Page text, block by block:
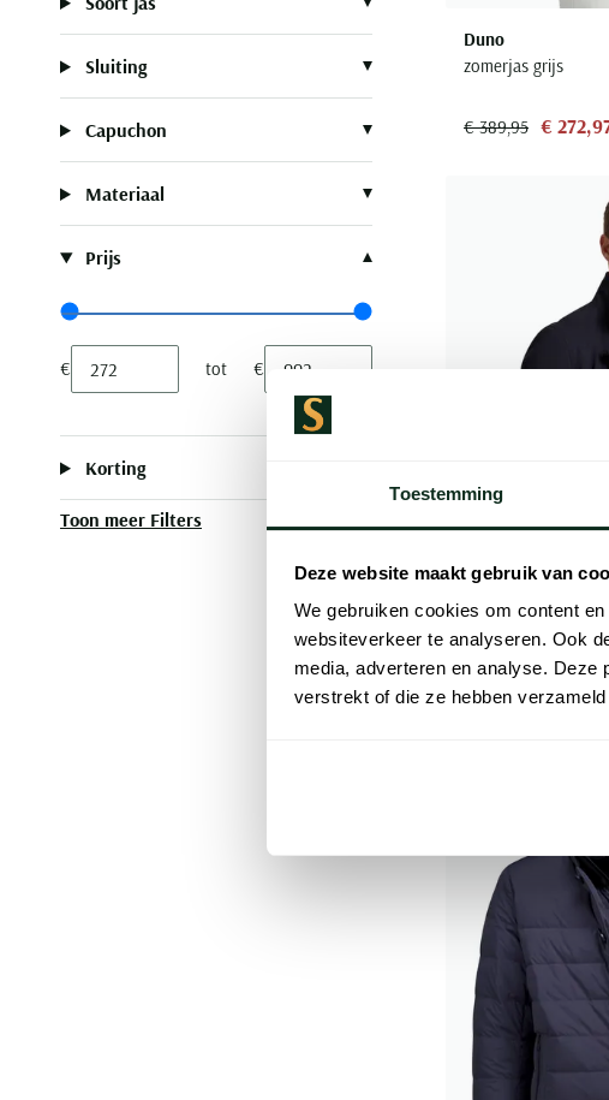
Toestemming
Deze website maakt gebruik van
We gebruiken cookies om content
websiteverkeer te analyseren. Ook
media, adverteren en analyse. Deze
verstrekt of die ze hebben
Sluiting
Capuchon
Materiaal
Prijs
Range slider min value
Range slider max value
Minimum value input
€ tot
Maximum value input
€
Korting
Toon meer Filters
Duno
zomerjas grijs
€ 389,95 €
Duno
Donkerblauwe half